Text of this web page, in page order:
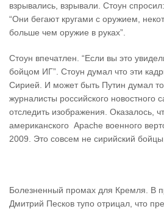
взрывались, взрывали. Стоун
“Они бегают кругами с оружием,
больше чем оружие в руках”.
Стоун впечатлен. “Если вы это
бойцом ИГ”. Стоун думал что эти
Сирией. И может быть Путин думал
журналисты российского новостного
отследить изображения. Оказалось,
американского Аpache военного
2009. Это совсем не сирийский
Болезненный промах для Кремля. В
Дмитрий Песков тупо отрицал, что